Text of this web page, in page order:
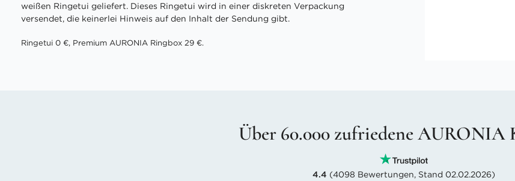
weißen Ringetui geliefert. Dieses Ringetui wird in einer diskreten Verpackung
versendet, die keinerlei Hinweis auf den Inhalt der Sendung gibt.
Ringetui 0 €, Premium AURONIA Ringbox 29 €.
Über 60.000 zufriedene AURONIA
4.4 (4098 Bewertungen, Stand 02.02.2026)